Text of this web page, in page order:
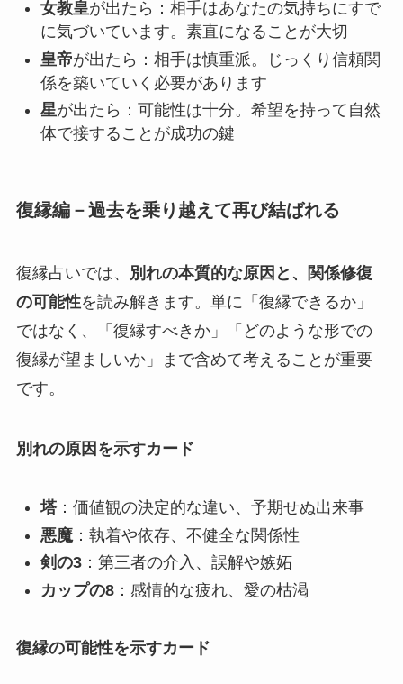
女教皇が出たら：相手はあなたの気持ちにすで
に気づいています。素直になることが大切
皇帝が出たら：相手は慎重派。じっくり信頼関
係を築いていく必要があります
星が出たら：可能性は十分。希望を持って自然
体で接することが成功の鍵
復縁編－過去を乗り越えて再び結ばれる
復縁占いでは、
別れの本質的な原因と、関係修復
の可能性を読み解きます。単に「復縁できるか」
ではなく、「復縁すべきか」「どのような形での
復縁が望ましいか」まで含めて考えることが重要
です。
別れの原因を示すカード
塔：価値観の決定的な違い、予期せぬ出来事
悪魔：執着や依存、不健全な関係性
剣の3：第三者の介入、誤解や嫉妬
カップの8：感情的な疲れ、愛の枯渇
復縁の可能性を示すカード